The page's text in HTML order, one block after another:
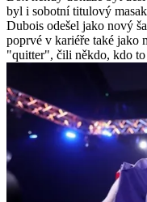
byl i sobotní titulový
Dubois odešel jako nový
poprvé v kariéře také jako
"quitter", čili někdo, kdo to